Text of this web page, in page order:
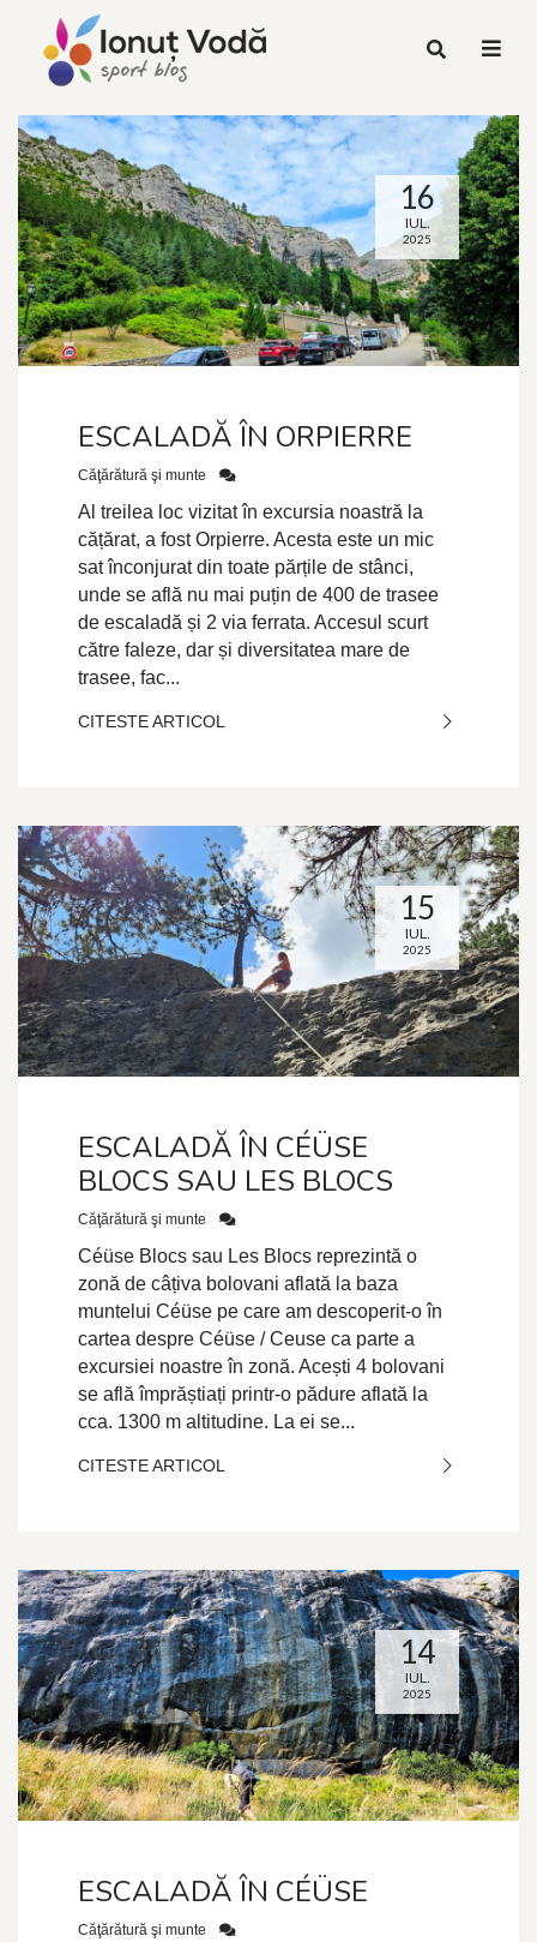
16
IUL.
2025
ESCALADĂ ÎN ORPIERRE
Căţărătură şi munte
Al treilea loc vizitat în excursia noastră la
cățărat, a fost Orpierre. Acesta este un mic
sat înconjurat din toate părțile de stânci,
unde se află nu mai puțin de 400 de trasee
de escaladă și 2 via ferrata. Accesul scurt
către faleze, dar și diversitatea mare de
trasee, fac...
CITESTE ARTICOL
15
IUL.
2025
ESCALADĂ ÎN CÉÜSE
BLOCS SAU LES BLOCS
Căţărătură şi munte
Céüse Blocs sau Les Blocs reprezintă o
zonă de câțiva bolovani aflată la baza
muntelui Céüse pe care am descoperit-o în
cartea despre Céüse / Ceuse ca parte a
excursiei noastre în zonă. Acești 4 bolovani
se află împrăștiați printr-o pădure aflată la
cca. 1300 m altitudine. La ei se...
CITESTE ARTICOL
14
IUL.
2025
ESCALADĂ ÎN CÉÜSE
Căţărătură şi munte